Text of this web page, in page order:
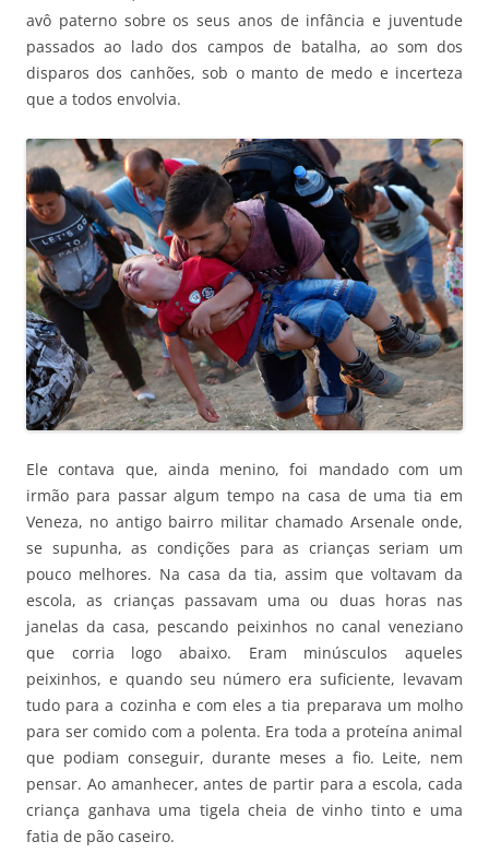
avô paterno sobre os seus anos de infância e juventude
passados ao lado dos campos de batalha, ao som dos
disparos dos canhões, sob o manto de medo e incerteza
que a todos envolvia.
Ele contava que, ainda menino, foi mandado com um
irmão para passar algum tempo na casa de uma tia em
Veneza, no antigo bairro militar chamado Arsenale onde,
se supunha, as condições para as crianças seriam um
pouco melhores. Na casa da tia, assim que voltavam da
escola, as crianças passavam uma ou duas horas nas
janelas da casa, pescando peixinhos no canal veneziano
que corria logo abaixo. Eram minúsculos aqueles
peixinhos, e quando seu número era suficiente, levavam
tudo para a cozinha e com eles a tia preparava um molho
para ser comido com a polenta. Era toda a proteína animal
que podiam conseguir, durante meses a fio. Leite, nem
pensar. Ao amanhecer, antes de partir para a escola, cada
criança ganhava uma tigela cheia de vinho tinto e uma
fatia de pão caseiro.